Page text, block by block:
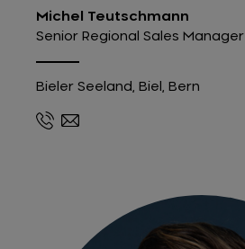
Michel Teutschmann
Senior Regional Sales Manager
Bieler Seeland, Biel, Bern